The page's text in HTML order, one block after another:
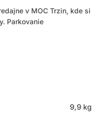
v MOC Trzin, kde si
Parkovanie
9,9 kg